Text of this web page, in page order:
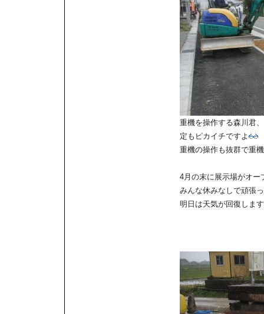
重機を操作する森川君
定もピカイチですよ
重機の操作も抜群で重
4月の末に展示場がオー
みんな休みなしで頑張
明日は天気が回復しま